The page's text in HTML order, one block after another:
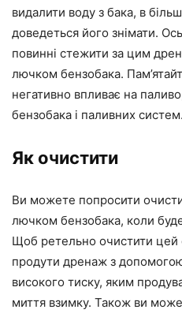
видалити воду з бака, в
доведеться його знімати.
повинні стежити за цим
лючком бензобака.
негативно впливає на
бензобака і паливних систем.
Як очистити
Ви можете попросити
лючком бензобака, коли
Щоб ретельно очистити цей
продути дренаж з
високого тиску, яким
миття взимку. Також ви